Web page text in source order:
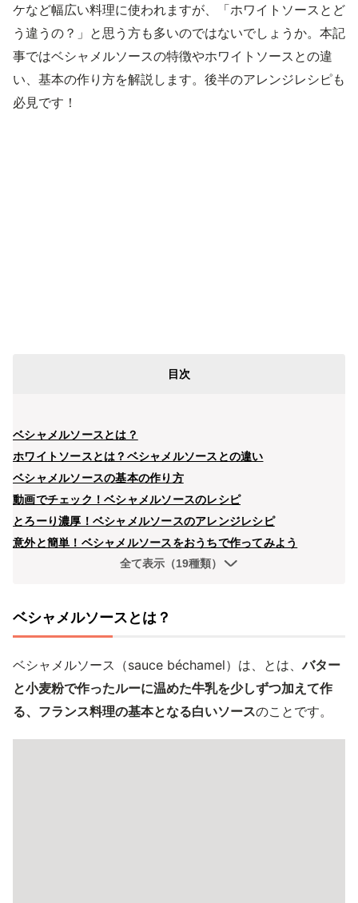
ケなど幅広い料理に使われますが、「ホワイトソースとど
う違うの？」と思う方も多いのではないでしょうか。本記
事ではベシャメルソースの特徴やホワイトソースとの違
い、基本の作り方を解説します。後半のアレンジレシピも
必見です！
目次
ベシャメルソースとは？
ホワイトソースとは？ベシャメルソースとの違い
ベシャメルソースの基本の作り方
動画でチェック！ベシャメルソースのレシピ
とろーり濃厚！ベシャメルソースのアレンジレシピ
意外と簡単！ベシャメルソースをおうちで作ってみよう
全て表示（19種類）
ベシャメルソースとは？
ベシャメルソース（sauce béchamel）は、とは、バター
と小麦粉で作ったルーに温めた牛乳を少しずつ加えて作
る、フランス料理の基本となる白いソースのことです。